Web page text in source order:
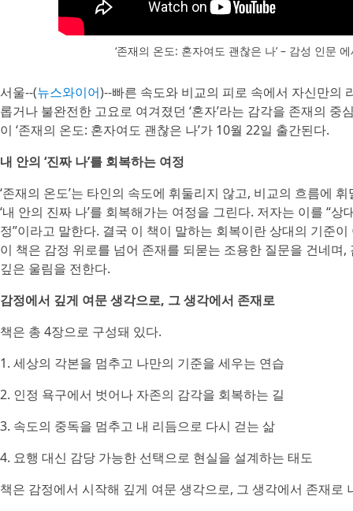
‘존재의 온도: 혼자여도 괜찮은 나’ – 감성 인문
서울--(뉴스와이어)--빠른 속도와 비교의 피로 속에서 자신만의
롭거나 불완전한 고요로 여겨졌던 ‘혼자’라는 감각을 존재의
이 ‘존재의 온도: 혼자여도 괜찮은 나’가 10월 22일 출간된다.
내 안의 ‘진짜 나’를 회복하는 여정
‘존재의 온도’는 타인의 속도에 휘둘리지 않고, 비교의 흐름에
‘내 안의 진짜 나’를 회복해가는 여정을 그린다. 저자는 이를 “
정”이라고 말한다. 결국 이 책이 말하는 회복이란 상대의 기준
이 책은 감정 위로를 넘어 존재를 되묻는 조용한 질문을 건네
깊은 울림을 전한다.
감정에서 깊게 여문 생각으로, 그 생각에서 존재로
책은 총 4장으로 구성돼 있다.
1. 세상의 각본을 멈추고 나만의 기준을 세우는 연습
2. 인정 욕구에서 벗어나 자존의 감각을 회복하는 길
3. 속도의 중독을 멈추고 내 리듬으로 다시 걷는 삶
4. 요행 대신 감당 가능한 선택으로 현실을 설계하는 태도
책은 감정에서 시작해 깊게 여문 생각으로, 그 생각에서 존재로